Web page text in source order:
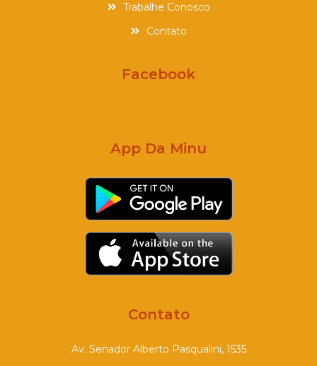
Trabalhe Conosco
Contato
Facebook
App Da Minu
Contato
Av. Senador Alberto Pasqualini, 1535